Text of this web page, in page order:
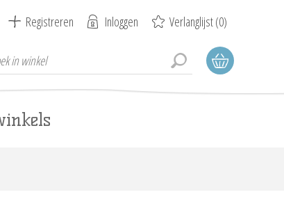
Registreren Inloggen Verlanglijst(0)